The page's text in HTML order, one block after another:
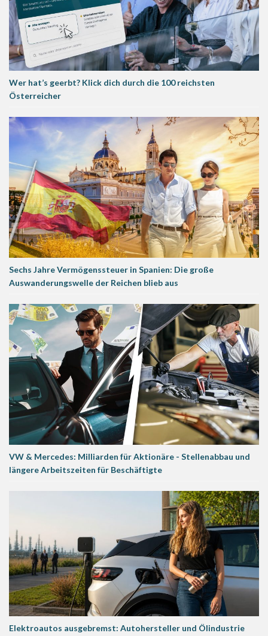
Wer hat’s geerbt? Klick dich durch die 100 reichsten
Österreicher
Sechs Jahre Vermögenssteuer in Spanien: Die große
Auswanderungswelle der Reichen blieb aus
VW & Mercedes: Milliarden für Aktionäre - Stellenabbau und
längere Arbeitszeiten für Beschäftigte
Elektroautos ausgebremst: Autohersteller und Ölindustrie